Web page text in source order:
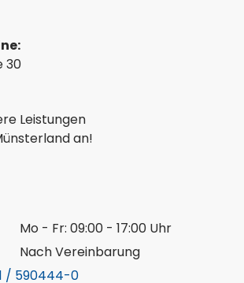
30
Leistungen
an!
Mo - Fr: 09:00 - 17:00 Uhr
Nach Vereinbarung
/ 590444-0